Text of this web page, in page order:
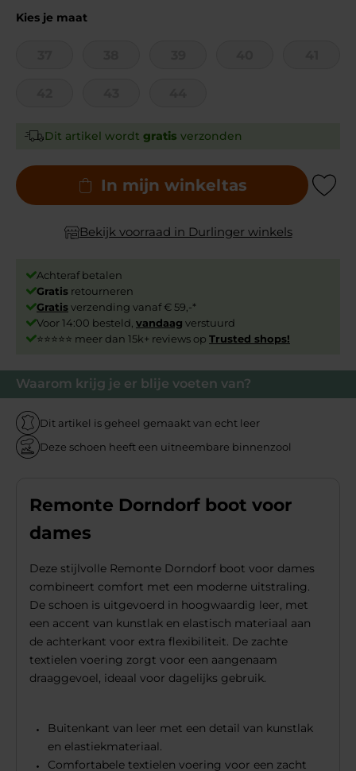
Waarom krijg je er blije voeten van?
Dit artikel is geheel gemaakt van echt leer
Deze schoen heeft een uitneembare binnenzool
Remonte Dorndorf boot voor
dames
Deze stijlvolle Remonte Dorndorf boot voor dames
combineert comfort met een moderne uitstraling.
De schoen is uitgevoerd in hoogwaardig leer, met
een accent van kunstlak en elastisch materiaal aan
de achterkant voor extra flexibiliteit. De zachte
textielen voering zorgt voor een aangenaam
draaggevoel, ideaal voor dagelijks gebruik.
Buitenkant van leer met een detail van kunstlak
en elastiekmateriaal.
Comfortabele textielen voering voor een zacht
Kies je maat
Dit artikel wordt gratis verzonden
In mijn winkeltas Add to
Bekijk voorraad in Durlinger winkels
Achteraf betalen
Gratis retourneren
Gratisverzending vanaf € 59,-*
Voor 14:00 besteld, vandaag verstuurd
⭐⭐⭐⭐⭐ meer dan 15k+ reviews op Trusted shops!